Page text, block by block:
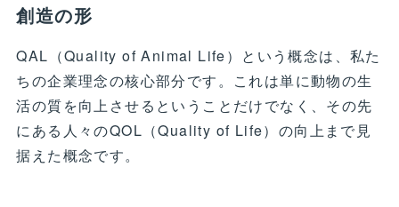
創造の形
QAL（Quality of Animal Life）という概念は、私た
ちの企業理念の核心部分です。これは単に動物の生
活の質を向上させるということだけでなく、その先
にある人々のQOL（Quality of Life）の向上まで見
据えた概念です。